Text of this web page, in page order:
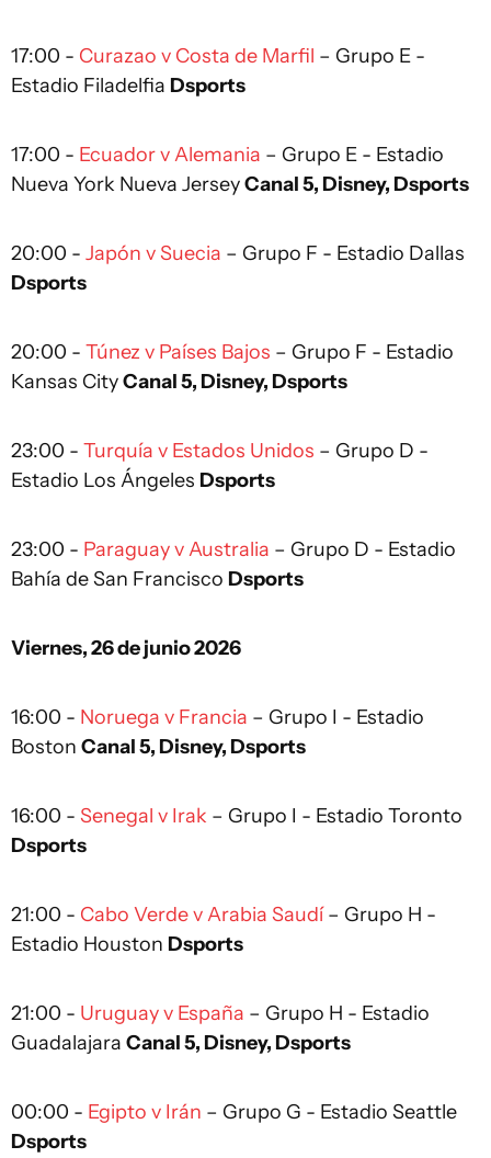
17:00 - Curazao v Costa de Marfil – Grupo E -
Estadio Filadelfia Dsports
17:00 - Ecuador v Alemania – Grupo E - Estadio
Nueva York Nueva JerseyCanal 5, Disney, Dsports
20:00 - Japón v Suecia – Grupo F - Estadio Dallas
Dsports
20:00 - Túnez v Países Bajos – Grupo F - Estadio
Kansas CityCanal 5, Disney, Dsports
23:00 - Turquía v Estados Unidos – Grupo D -
Estadio Los Ángeles Dsports
23:00 - Paraguay v Australia – Grupo D - Estadio
Bahía de San Francisco Dsports
Viernes, 26 de junio 2026
16:00 - Noruega v Francia – Grupo I - Estadio
Boston Canal 5, Disney, Dsports
16:00 - Senegal v Irak – Grupo I - Estadio Toronto
Dsports
21:00 - Cabo Verde v Arabia Saudí– Grupo H -
Estadio Houston Dsports
21:00 - Uruguay v España – Grupo H - Estadio
Guadalajara Canal 5, Disney, Dsports
00:00 - Egipto v Irán – Grupo G - Estadio Seattle
Dsports